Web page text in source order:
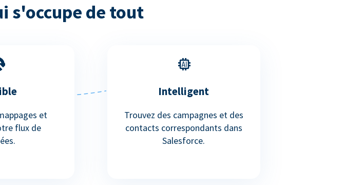
s'occupe de tout
et
flux de
Intelligent
Trouvez des campagnes et des
contacts correspondants dans
Salesforce.